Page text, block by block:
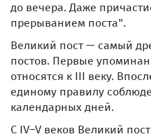
до вечера. Даже
прерыванием поста".
Великий пост — самый
постов. Первые
относятся к III веку.
единому правилу
календарных дней.
С IV–V веков Великий